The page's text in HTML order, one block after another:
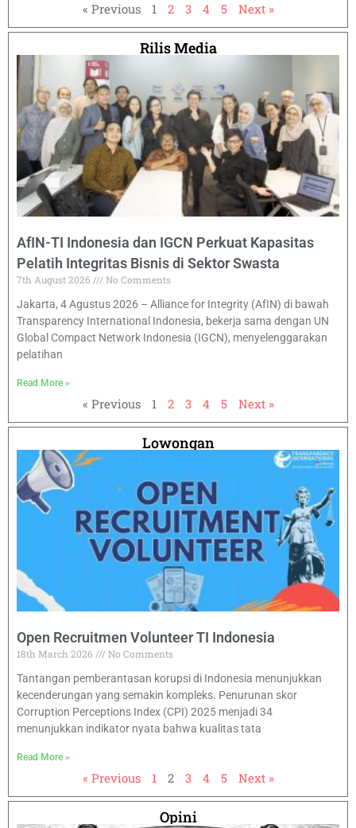
« Previous 1 2 3 4 5 Next »
Rilis Media
AfIN-TI Indonesia dan IGCN Perkuat Kapasitas
Pelatih Integritas Bisnis di Sektor Swasta
7th August 2026
No Comments
Jakarta, 4 Agustus 2026 – Alliance for Integrity (AfIN) di bawah
Transparency International Indonesia, bekerja sama dengan UN
Global Compact Network Indonesia (IGCN), menyelenggarakan
pelatihan
Read More »
« Previous 1 2 3 4 5 Next »
Lowongan
Open Recruitmen Volunteer TI Indonesia
18th March 2026
No Comments
Tantangan pemberantasan korupsi di Indonesia menunjukkan
kecenderungan yang semakin kompleks. Penurunan skor
Corruption Perceptions Index (CPI) 2025 menjadi 34
menunjukkan indikator nyata bahwa kualitas tata
Read More »
« Previous 1 2 3 4 5 Next »
Opini